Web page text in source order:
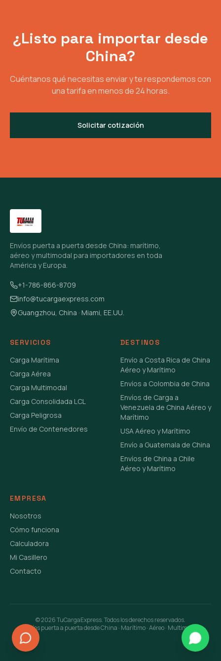
¿Listo para importar desde
China?
Cuéntanos qué necesitas enviar y te respondemos con
una tarifa en menos de 24 horas.
Solicitar cotización
Envíos puerta a puerta desde China: marítimo,
aéreo y multimodal para importadores en toda
América y Europa.
+1-786-866-8709
info@tucargaexpress.com
Guangzhou, China · Miami, EE.UU.
SERVICIOS
Carga Marítima
Carga Aérea
Carga Multimodal
Carga Consolidada LCL
Carga Peligrosa
Envío de Contenedores
DESTINOS
Envío a Costa Rica de China
Aéreo y Marítimo
Envíos a Colombia de China
Envíos de Carga a
Venezuela de China Aéreo y
Marítimo
USA Aéreo y Marítimo
Envío a Guatemala de China
Envíos de China a Chile
Aéreo y Marítimo
EMPRESA
Nosotros
Cómo funciona
Calculadora
Mi Casillero
Contacto
©2026TuCargaExpress. Todos los derechos reservados.
Envíos puerta a puerta desde China · Marítimo · Aéreo · Multimodal